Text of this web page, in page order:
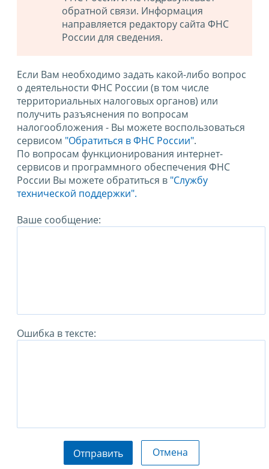
обратной связи. Информация
направляется редактору сайта ФНС
России для сведения.
Если Вам необходимо задать какой-либо вопрос
о деятельности ФНС России (в том числе
территориальных налоговых органов) или
получить разъяснения по вопросам
налогообложения - Вы можете воспользоваться
сервисом "Обратиться в ФНС России".
По вопросам функционирования интернет-
сервисов и программного обеспечения ФНС
России Вы можете обратиться в "Службу
технической поддержки".
Ваше сообщение:
Ошибка в тексте:
Отправить Отмена